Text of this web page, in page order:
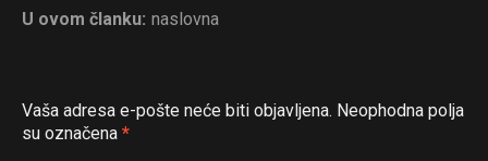
U ovom članku: naslovna
Vaša adresa e-pošte neće biti objavljena. Neophodna polja
su označena *